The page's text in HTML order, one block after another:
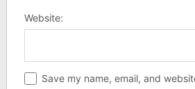
Website:
Save my name, email, and